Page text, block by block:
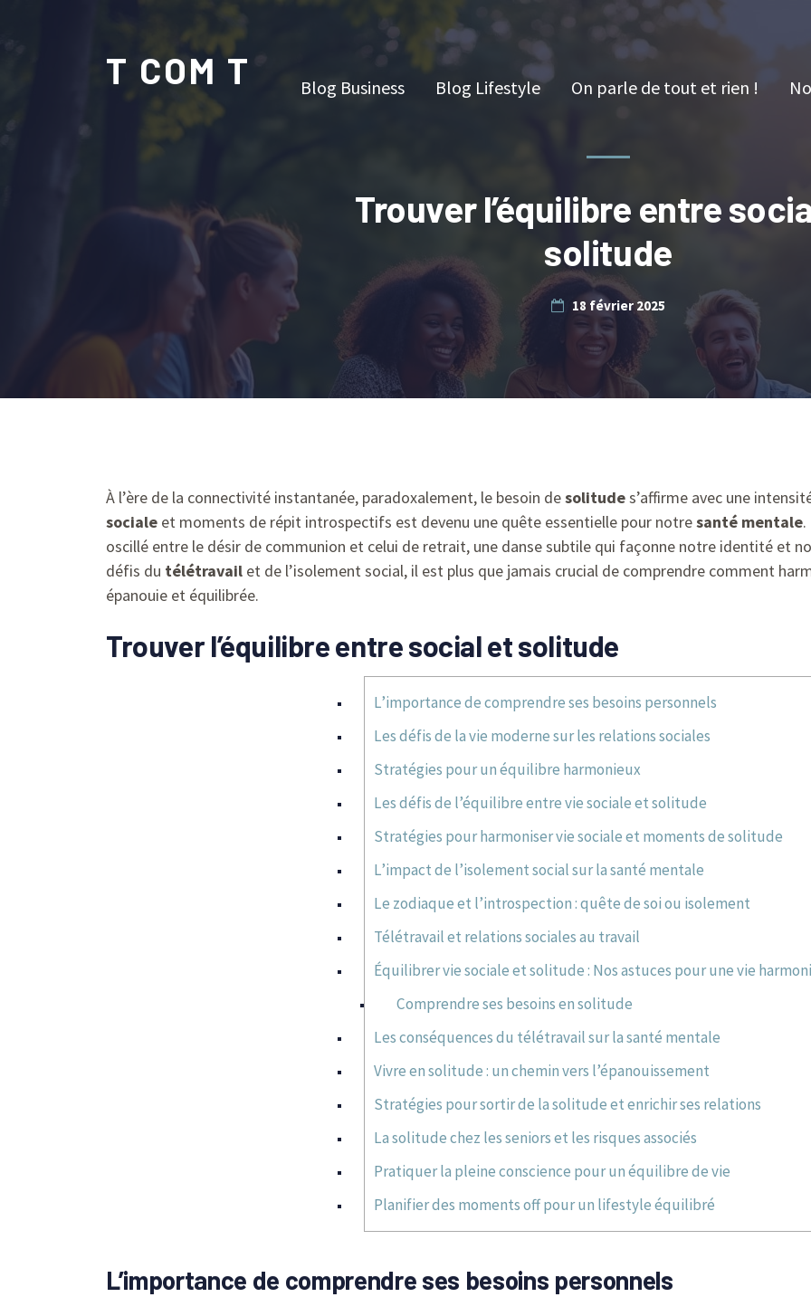
T COM T Blog Business Blog Lifestyle On parle de tout et rien !
Trouver l’équilibre entre
solitude
18 février 2025
À l’ère de la connectivité instantanée, paradoxalement, le besoin desolitudes’affirme avec une
sociale et moments de répit introspectifs est devenu une quête essentielle pour notresanté mentale
oscillé entre le désir de communion et celui de retrait, une danse subtile qui façonne notre identité et
défis du télétravail et de l’isolement social, il est plus que jamais crucial de comprendre comment
épanouie et équilibrée.
Trouver l’équilibre entre social et solitude
L’importance de comprendre ses besoins personnels
Les défis de la vie moderne sur les relations sociales
Stratégies pour un équilibre harmonieux
Les défis de l’équilibre entre vie sociale et solitude
Stratégies pour harmoniser vie sociale et moments de solitude
L’impact de l’isolement social sur la santé mentale
Le zodiaque et l’introspection : quête de soi ou isolement
Télétravail et relations sociales au travail
Équilibrer vie sociale et solitude : Nos astuces pour une vie
Comprendre ses besoins en solitude
Les conséquences du télétravail sur la santé mentale
Vivre en solitude : un chemin vers l’épanouissement
Stratégies pour sortir de la solitude et enrichir ses relations
La solitude chez les seniors et les risques associés
Pratiquer la pleine conscience pour un équilibre de vie
Planifier des moments off pour un lifestyle équilibré
L’importance de comprendre ses besoins personnels